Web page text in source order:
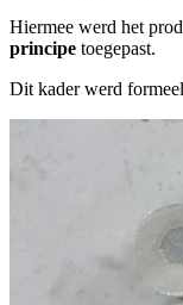
Hiermee werd het
principe toegepast.
Dit kader werd